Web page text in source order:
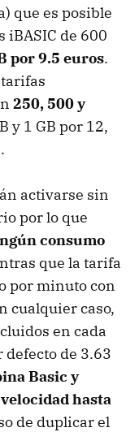
que es posible
iBASIC de 600
por 9.5 euros.
250, 500 y
y 1 GB por 12,
activarse sin
por lo que
consumo
que la tarifa
por minuto con
cualquier caso,
en cada
de 3.63
Basic y
hasta
de duplicar el